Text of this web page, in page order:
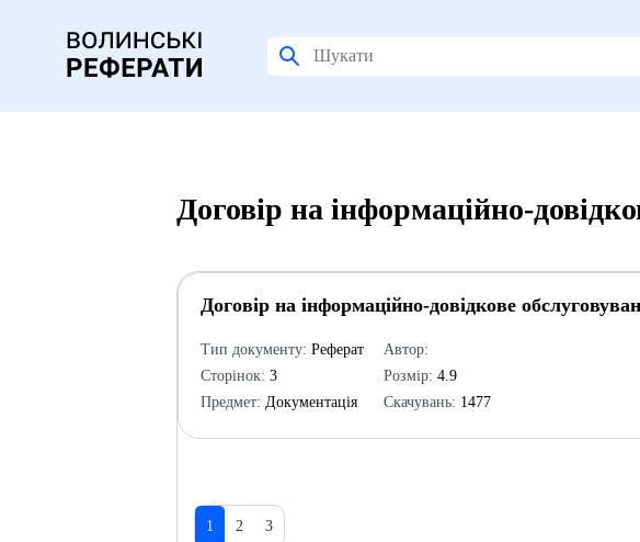
Договір на інформаційно-
Договір на інформаційно-довідкове
Тип документу: Реферат
Сторінок: 3
Предмет: Документація
Автор:
Розмір: 4.9
Скачувань: 1477
1 2 3